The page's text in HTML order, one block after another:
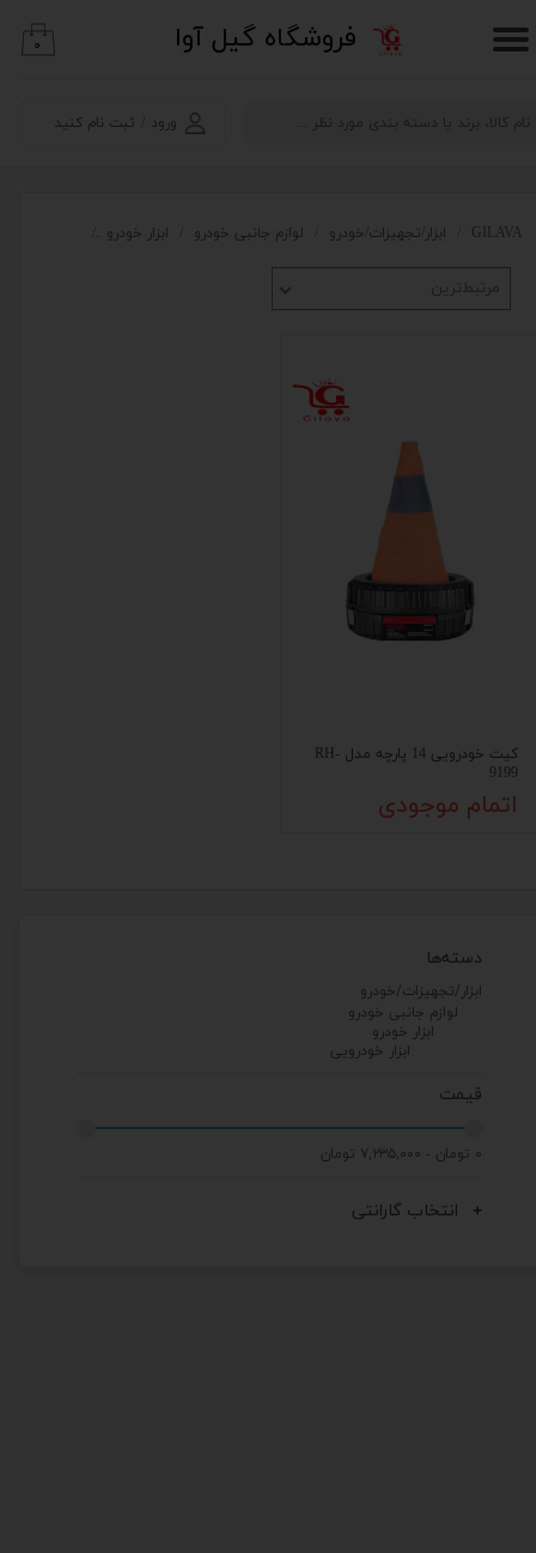
​فروشگاه گیل آوا
ورود ثبت نام کنید
حساب کاربری من
۰
دسته‌ها
ابزار/تجهیزات/خودرو
لوازم جانبی خودرو
ابزار خودرو
ابزار خودرویی
قیمت
۰ تومان - ۷,۲۳۵,۰۰۰ تومان
انتخاب گارانتی
GILAVA ابزار/تجهیزات/خودرو لوازم جانبی خودرو ابزار خودرو
مرتبط‌ترین
کیت خودرویی 14 پارچه مدل RH-
9199
اتمام موجودی